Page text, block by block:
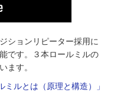
ションリピーター採用に
です。３本ロールミルの
ます。
ルとは（原理と構造）」